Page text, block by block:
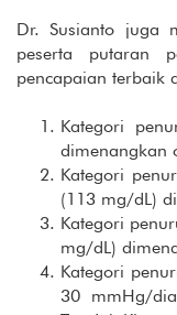
Dr. Susianto juga
peserta putaran
pencapaian terbaik
Kategori
dimenangkan
Kategori
(113 mg/dL)
Kategori
mg/dL)
Kategori
30 mmHg/